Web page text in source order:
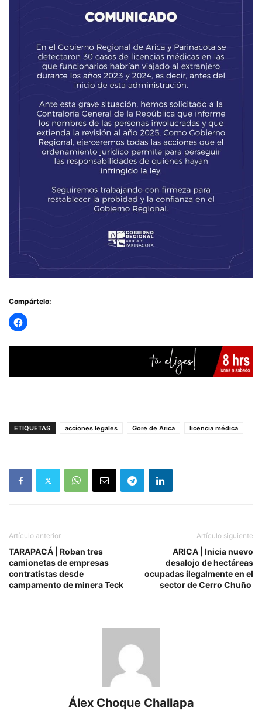
Compártelo:
ETIQUETAS acciones legales Gore de Arica licencia médica
Artículo anterior
TARAPACÁ | Roban tres
camionetas de empresas
contratistas desde
campamento de minera Teck
Artículo siguiente
ARICA | Inicia nuevo
desalojo de hectáreas
ocupadas ilegalmente en el
sector de Cerro Chuño
Álex Choque Challapa